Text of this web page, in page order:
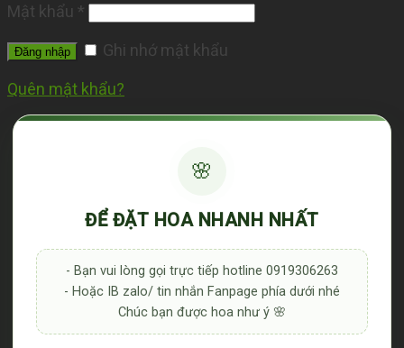
Mật khẩu *
Đăng nhập Ghi nhớ mật khẩu
Quên mật khẩu?
🌸
ĐỂ ĐẶT HOA NHANH NHẤT
- Bạn vui lòng gọi trực tiếp hotline 0919306263
- Hoặc IB zalo/ tin nhắn Fanpage phía dưới nhé
Chúc bạn được hoa như ý 🌸